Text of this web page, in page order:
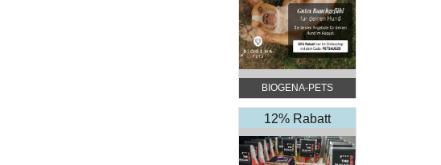
BIOGENA-PETS
12% Rabatt